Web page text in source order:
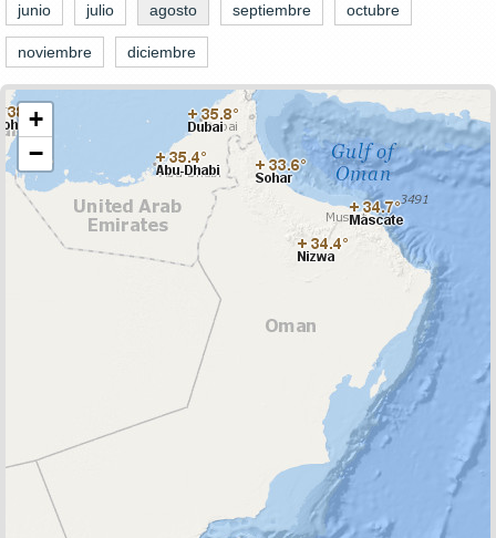
junio julio agosto septiembre octubre
noviembre diciembre
+
−